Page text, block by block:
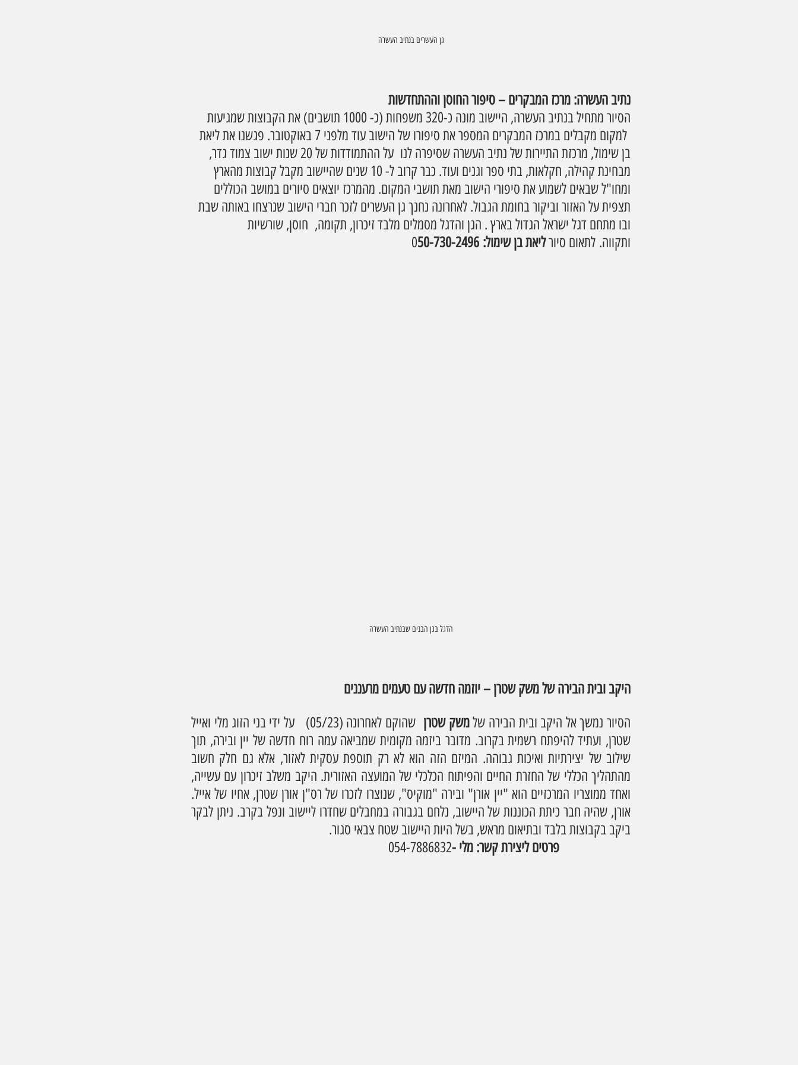
גן העשרים בנתיב העשרה
נתיב העשרה: מרכז המבקרים – סיפור החוסן וההתחדשות
הסיור מתחיל בנתיב העשרה, היישוב מונה כ-320 משפחות (כ- 1000 תושבים) את הקבוצות שמגיעות
למקום מקבלים במרכז המבקרים המספר את סיפורו של הישוב עוד מלפני 7 באוקטובר. פגשנו את ליאת
בן שימול, מרכזת התיירות של נתיב העשרה שסיפרה לנו  על ההתמודדות של 20 שנות ישוב צמוד גדר,
מבחינת קהילה, חקלאות, בתי ספר וגנים ועוד. כבר קרוב ל- 10 שנים שהיישוב מקבל קבוצות מהארץ
ומחו"ל שבאים לשמוע את סיפורי הישוב מאת תושבי המקום. מהמרכז יוצאים סיורים במושב הכוללים
תצפית על האזור וביקור בחומת הגבול. לאחרונה נחנך גן העשרים לזכר חברי הישוב שנרצחו באותה שבת
ובו מתחם דגל ישראל הגדול בארץ . הגן והדגל מסמלים מלבד זיכרון, תקומה,  חוסן, שורשיות
ותקווה. לתאום סיור ליאת בן שימול: 50-730-2496
הדגל בגן הבנים שבנתיב העשרה
היקב ובית הבירה של משק שטרן – יוזמה חדשה עם טעמים מרעננים
הסיור נמשך אל היקב ובית הבירה של משק שטרן
ביקב בקבוצות בלבד ובתיאום מראש, בשל היות היישוב שטח צבאי סגור.
פרטים ליצירת קשר: מלי -054-7886832